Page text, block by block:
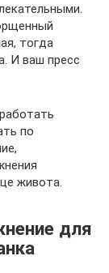
тогда
И ваш пресс
по
живота.
для